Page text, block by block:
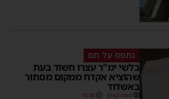
נתפס על חם
בלשי ימ"ר עצרו חשוד בעת
שהוציא אקדח ממקום מסתור
באשדוד
משה קאהן 10:38